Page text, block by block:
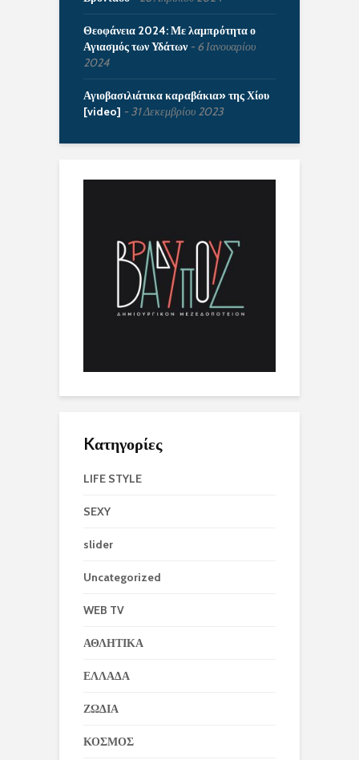
Θεοφάνεια 2024: Με λαμπρότητα ο
Αγιασμός των Υδάτων
6 Ιανουαρίου
2024
Αγιοβασιλιάτικα καραβάκια» της Χίου
[video]
31 Δεκεμβρίου 2023
Kατηγορίες
LIFE STYLE
SEXY
slider
Uncategorized
WEB TV
ΑΘΛΗΤΙΚΑ
ΕΛΛΑΔΑ
ΖΩΔΙΑ
ΚΟΣΜΟΣ